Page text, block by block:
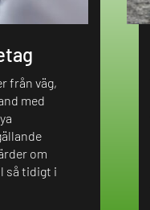
från väg,
med
om
så tidigt i